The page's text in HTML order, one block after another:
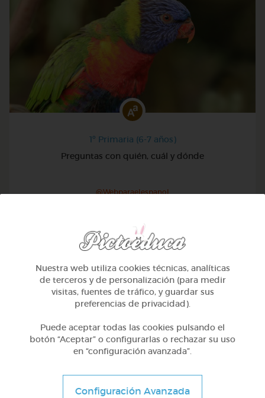
1º Primaria (6-7 años)
Preguntas con quién, cuál y dónde
@Webparaelespanol
1º Primaria (6-7 años)
Nuestra web utiliza cookies técnicas, analíticas
de terceros y de personalización (para medir
visitas, fuentes de tráfico, y guardar sus
preferencias de privacidad).
Puede aceptar todas las cookies pulsando el
botón “Aceptar” o configurarlas o rechazar su uso
en “configuración avanzada”.
Configuración Avanzada